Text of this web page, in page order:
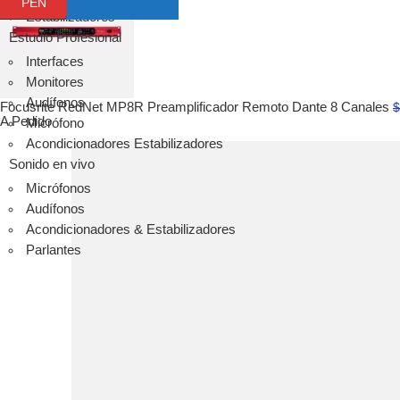
Estabilizadores
Estudio Profesional
Interfaces
Monitores
Audífonos
Micrófono
Acondicionadores Estabilizadores
Sonido en vivo
Micrófonos
Audífonos
Acondicionadores & Estabilizadores
Parlantes
Micrófonos
Focusrite RedNet MP8R Preamplificador Remoto Dante 8 Canales $
A Pedido